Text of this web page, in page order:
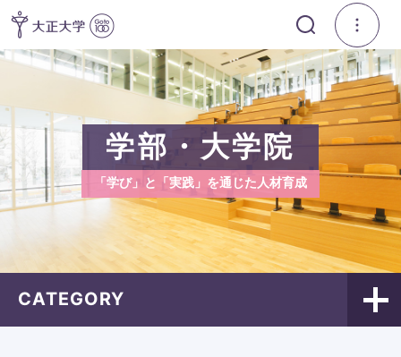
学部・大学院
「学び」と「実践」を通じた人材育成
CATEGORY